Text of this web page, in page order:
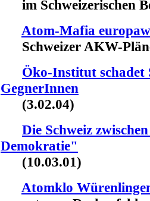
im Schweizerischen
Atom-Mafia
Schweizer AKW-
Öko-Institut
GegnerInnen
(3.02.04)
Die Schweiz
Demokratie"
(10.03.01)
Atomklo